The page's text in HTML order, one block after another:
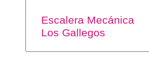
Escalera Mecánica
Los Gallegos